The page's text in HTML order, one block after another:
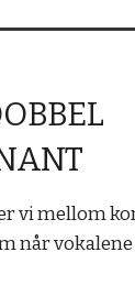
vi mellom
når